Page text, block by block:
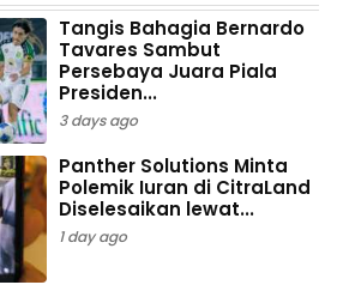
Tangis Bahagia Bernardo
Tavares Sambut
Persebaya Juara Piala
Presiden...
3 days ago
Panther Solutions Minta
Polemik Iuran di CitraLand
Diselesaikan lewat...
1 day ago